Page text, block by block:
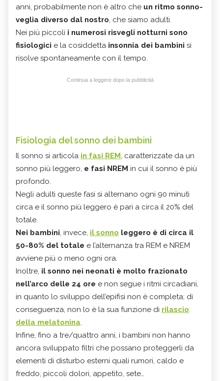
anni, probabilmente non è altro che un ritmo sonno-
veglia diverso dal nostro, che siamo adulti.
Nei più piccoli i numerosi risvegli notturni sono
fisiologici e la cosiddetta insonnia dei bambini si
risolve spontaneamente con il tempo.
Continua a leggere dopo la pubblicità
Fisiologia del sonno dei bambini
Il sonno si articola in fasi REM, caratterizzate da un
sonno più leggero, e fasi NREM in cui il sonno è più
profondo.
Negli adulti queste fasi si alternano ogni 90 minuti
circa e il sonno più leggero è pari a circa il 20% del
totale.
Nei bambini, invece, il sonno leggero è di circa il
50-80% del totale e l’alternanza tra REM e NREM
avviene più o meno ogni ora.
Inoltre, il sonno nei neonati è molto frazionato
nell’arco delle 24 ore e non segue i ritmi circadiani,
in quanto lo sviluppo dell’epifisi non è completa; di
conseguenza, non lo è la sua funzione di rilascio
della melatonina.
Infine, fino a tre/quattro anni, i bambini non hanno
ancora sviluppato filtri che possano proteggerli da
elementi di disturbo esterni quali rumori, caldo e
freddo, piccoli dolori, appetito, sete…